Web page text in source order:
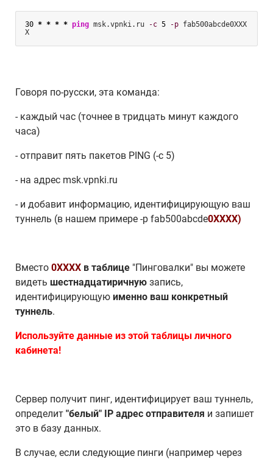
30 * * * * ping msk.vpnki.ru -c 5 -p fab500abcde0XXX
X
Говоря по-русски, эта команда:
- каждый час (точнее в тридцать минут каждого
часа)
- отправит пять пакетов PING (-c 5)
- на адрес msk.vpnki.ru
- и добавит информацию, идентифицирующую ваш
туннель (в нашем примере -p fab500abcde0XXXX)
Вместо 0XXXX в таблице "Пинговалки" вы можете
видеть шестнадцатиричную запись,
идентифицирующую именно ваш конкретный
туннель.
Используйте данные из этой таблицы личного
кабинета!
Сервер получит пинг, идентифицирует ваш туннель,
определит "белый" IP адрес отправителя и запишет
это в базу данных.
В случае, если следующие пинги (например через